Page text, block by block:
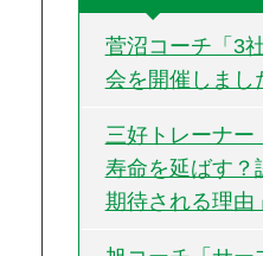
菅沼コーチ「3
会を開催しまし
三好トレーナー
寿命を延ばす？
期待される理由」